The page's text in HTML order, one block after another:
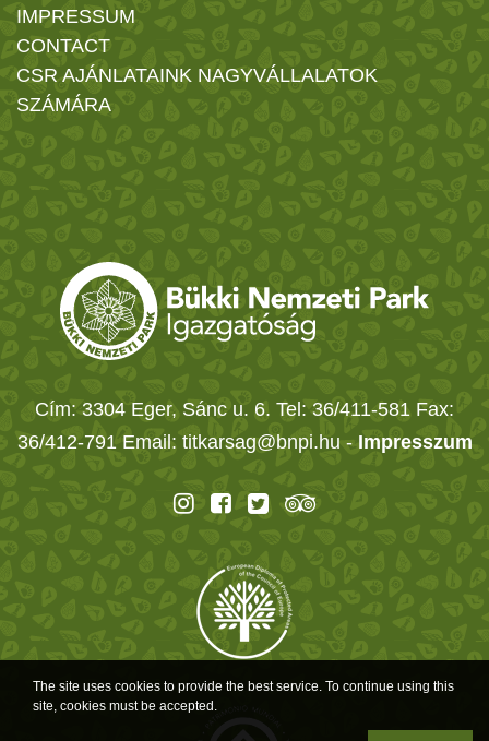
IMPRESSUM
CONTACT
CSR AJÁNLATAINK NAGYVÁLLALATOK
SZÁMÁRA
Cím: 3304 Eger, Sánc u. 6. Tel: 36/411-581 Fax:
36/412-791 Email: titkarsag@bnpi.hu - Impresszum
The site uses cookies to provide the best service. To continue using this
site, cookies must be accepted.